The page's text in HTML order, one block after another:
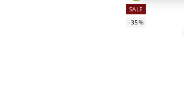
SALE
-35%